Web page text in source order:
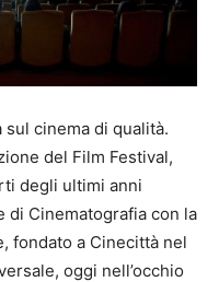
sul cinema di qualità.
del Film Festival,
degli ultimi anni
di Cinematografia con la
fondato a Cinecittà nel
oggi nell’occhio